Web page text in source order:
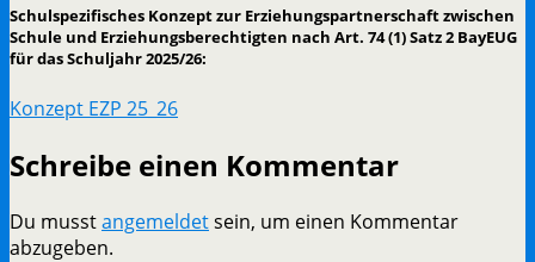
Schulspezifisches Konzept zur Erziehungspartnerschaft zwischen
Schule und Erziehungsberechtigten nach Art. 74 (1) Satz 2 BayEUG
für das Schuljahr 2025/26:
Konzept EZP 25_26
Schreibe einen Kommentar
Du musstangemeldetsein, um einen Kommentar
abzugeben.